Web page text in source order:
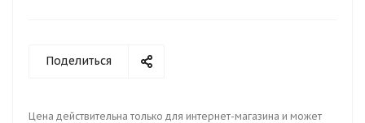
Поделиться
Цена действительна только для интернет-магазина и может